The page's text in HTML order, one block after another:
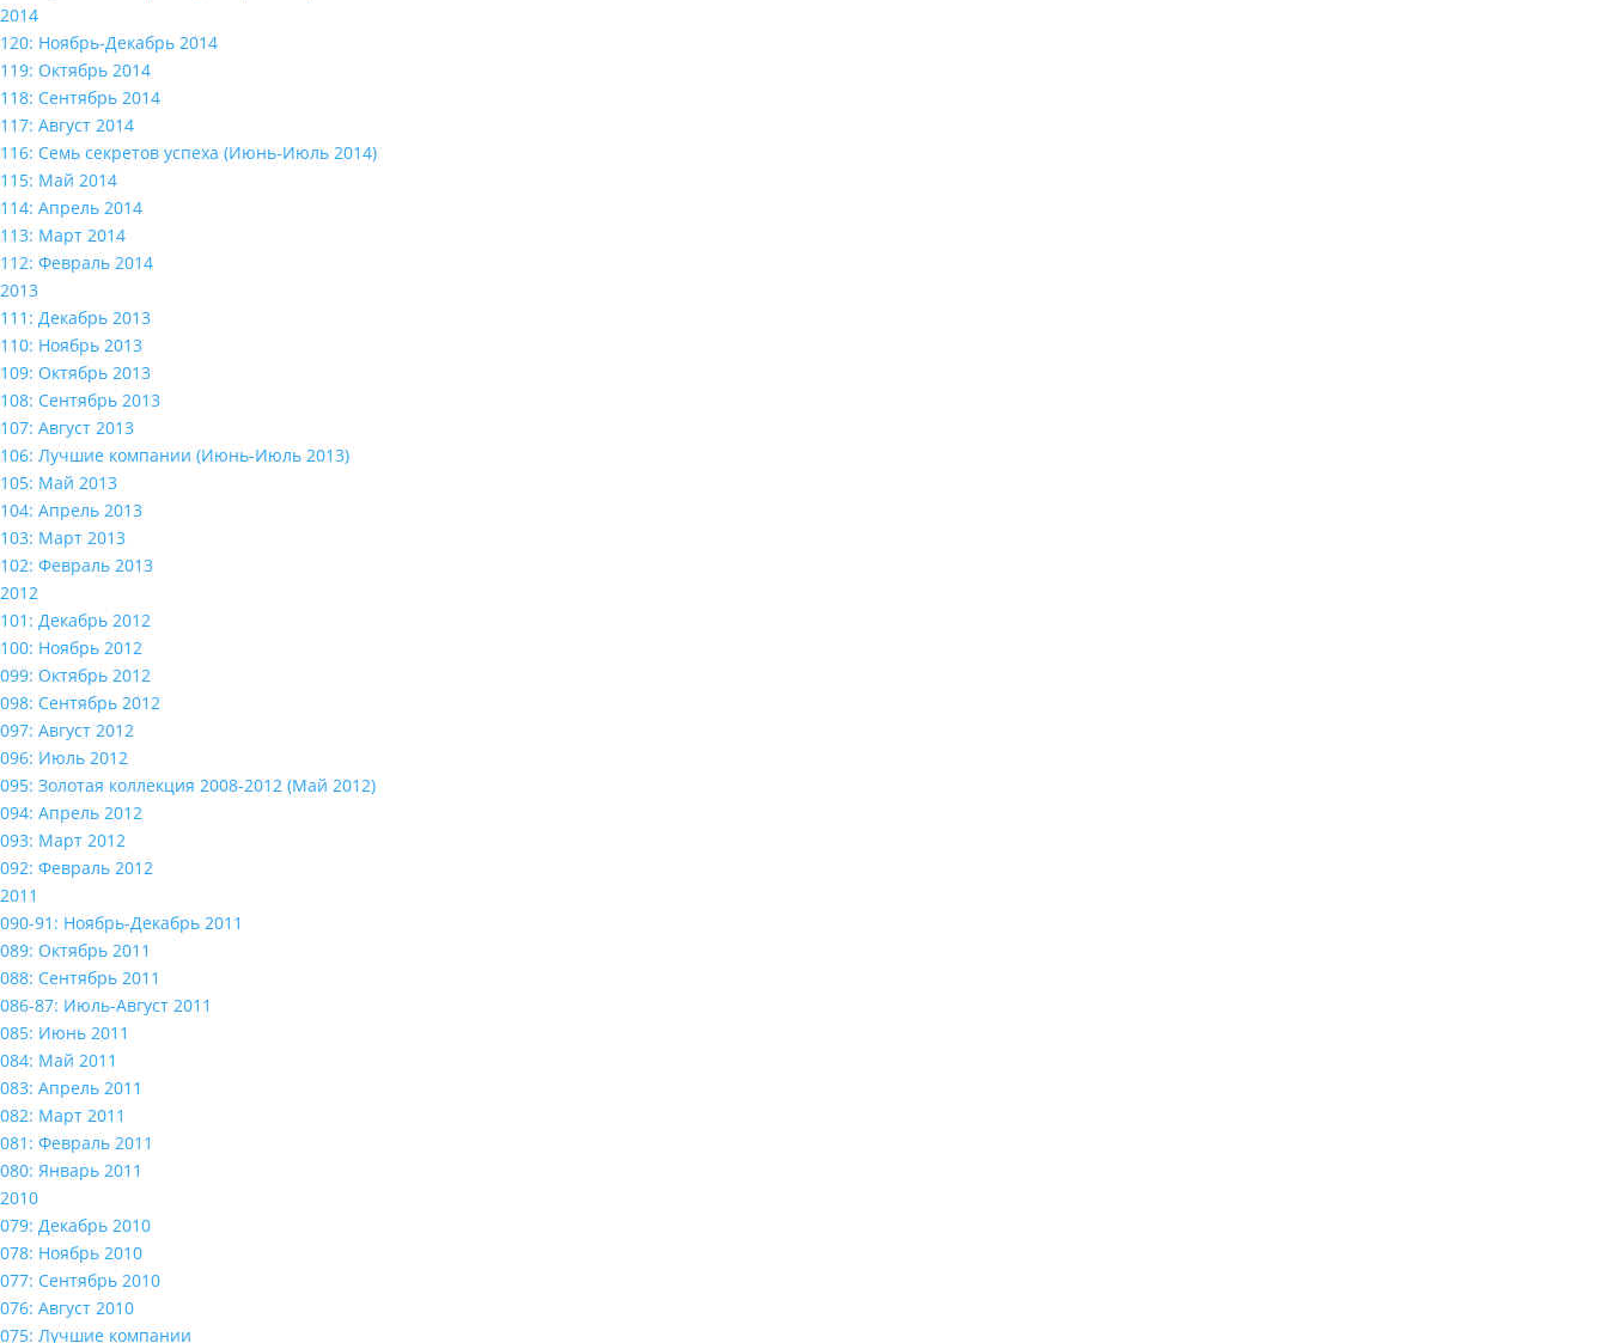
2014
120: Ноябрь-Декабрь 2014
119: Октябрь 2014
118: Сентябрь 2014
117: Август 2014
116: Семь секретов успеха (Июнь-Июль 2014)
115: Май 2014
114: Апрель 2014
113: Март 2014
112: Февраль 2014
2013
111: Декабрь 2013
110: Ноябрь 2013
109: Октябрь 2013
108: Сентябрь 2013
107: Август 2013
106: Лучшие компании (Июнь-Июль 2013)
105: Май 2013
104: Апрель 2013
103: Март 2013
102: Февраль 2013
2012
101: Декабрь 2012
100: Ноябрь 2012
099: Октябрь 2012
098: Сентябрь 2012
097: Август 2012
096: Июль 2012
095: Золотая коллекция 2008-2012 (Май 2012)
094: Апрель 2012
093: Март 2012
092: Февраль 2012
2011
090-91: Ноябрь-Декабрь 2011
089: Октябрь 2011
088: Сентябрь 2011
086-87: Июль-Август 2011
085: Июнь 2011
084: Май 2011
083: Апрель 2011
082: Март 2011
081: Февраль 2011
080: Январь 2011
2010
079: Декабрь 2010
078: Ноябрь 2010
077: Сентябрь 2010
076: Август 2010
075: Лучшие компании